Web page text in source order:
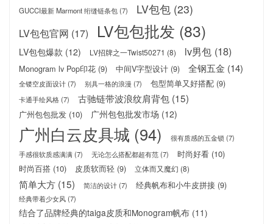
GUCCI最新 Marmont 绗缝链条包(7) LV包包 (23)
LV包包官网 (17) LV包包批发 (83)
LV包包爆款 (12) LV招牌之一Twist50271 (8) lv男包 (18)
Monogram lv Pop印花 (9) 中间V字型设计 (9) 全钢五金 (14)
全镂空皮面设计(7) 别具一格的浪漫 (7) 包型简单又好搭配 (9)
卡通手绘风格(7) 古驰链带波浪纹肩背包 (15)
广州包包批发 (10) 广州包包批发市场 (12)
广州白云皮具城 (94) 很有质感的五金锁 (7)
手感很软质感满满(7) 无论怎么搭配都超有范(7) 时尚好看 (10)
时尚百搭 (10) 皮质软而轻 (9) 立体而又魔幻 (8)
简单大方 (15) 简洁的设计(7) 经典帆布和小牛皮拼接 (9)
经典带着少女风(7)
结合了品牌经典的taiga皮质和Monogram帆布 (11)